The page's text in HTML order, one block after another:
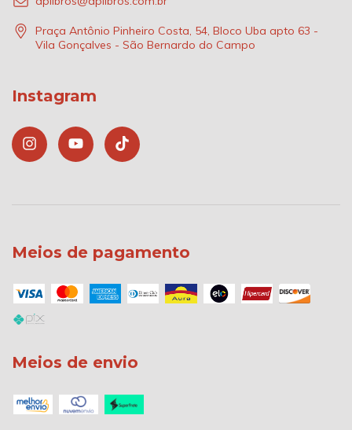
Praça Antônio Pinheiro Costa, 54, Bloco Uba apto 63 -
Vila Gonçalves - São Bernardo do Campo
Instagram
Meios de pagamento
Meios de envio